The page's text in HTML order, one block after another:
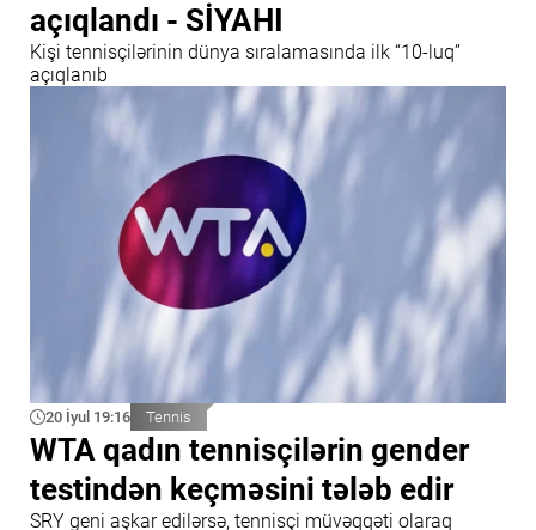
açıqlandı - SİYAHI
Kişi tennisçilərinin dünya sıralamasında ilk “10-luq”
açıqlanıb
20 İyul 19:16 Tennis
WTA qadın tennisçilərin gender
testindən keçməsini tələb edir
SRY geni aşkar edilərsə, tennisçi müvəqqəti olaraq